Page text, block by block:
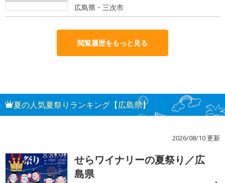
広島県・三次市
閲覧履歴をもっと見る
夏の人気夏祭りランキング【広島県】
2026/08/10 更新
1
せらワイナリーの夏祭り／広
島県